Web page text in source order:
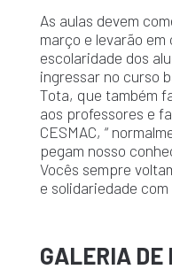
As aulas devem
março e levarão
escolaridade dos
ingressar no curso
Tota, que também
aos professores e
CESMAC, “
pegam nosso
Vocês sempre
e solidariedade com
GALERIA DE